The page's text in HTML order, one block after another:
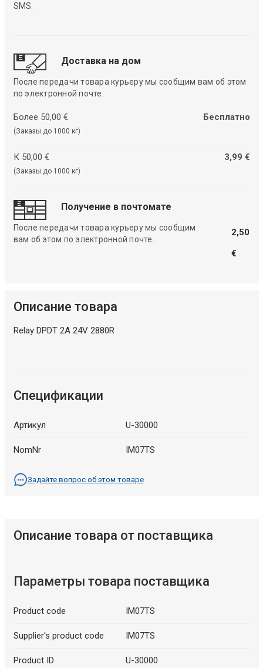
SMS.
Доставка на дом
После передачи товара курьеру мы сообщим вам об этом
по электронной почте.
Более 50,00 €
(Заказы до 1000 кг)
Бесплатно
К 50,00 €
(Заказы до 1000 кг)
3,99 €
Получение в почтомате
После передачи товара курьеру мы сообщим
вам об этом по электронной почте.
2,50
€
Описание товара
Relay DPDT 2A 24V 2880R
Спецификации
Артикул U-30000
NomNr IM07TS
Задайте вопрос об этом товаре
Описание товара от поставщика
Параметры товара поставщика
Product code IM07TS
Supplier's product code IM07TS
Product ID U-30000